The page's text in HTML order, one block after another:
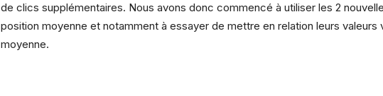
de clics supplémentaires. Nous avons donc commencé à utiliser les 2
position moyenne et notamment à essayer de mettre en relation leurs valeurs
moyenne.